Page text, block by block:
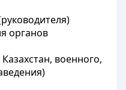
органов
военного,